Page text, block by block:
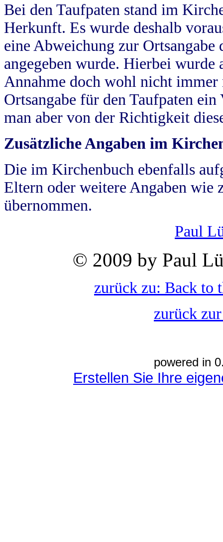
Bei den Taufpaten stand im
Herkunft. Es wurde deshalb
eine Abweichung zur
angegeben wurde. Hierbei wurde
Annahme doch wohl nicht
Ortsangabe für den Taufpaten
man aber von der Richtigkeit
Zusätzliche Angaben im
Die im Kirchenbuch ebenfalls
Eltern oder weitere Angaben wie
übernommen.
Paul
© 2009 by Paul
zurück zu: Back to
zurück
powered in
Erstellen Sie Ihre